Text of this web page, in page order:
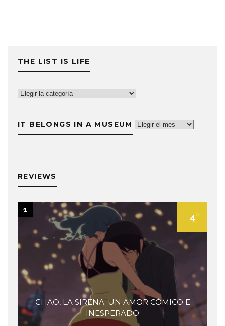
THE LIST IS LIFE
The
Life
IT BELONGS IN A MUSEUM
It
REVIEWS
CHAO, LA SIRENA: UN AMOR CÓMICO E
INESPERADO
4
1